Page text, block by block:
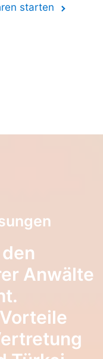
starten
Anwälte